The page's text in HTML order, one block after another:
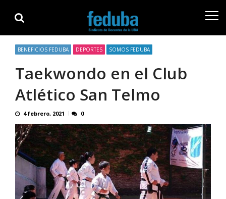
BENEFICIOS FEDUBA DEPORTES SOMOS FEDUBA
Taekwondo en el Club
Atlético San Telmo
4 febrero, 2021 0